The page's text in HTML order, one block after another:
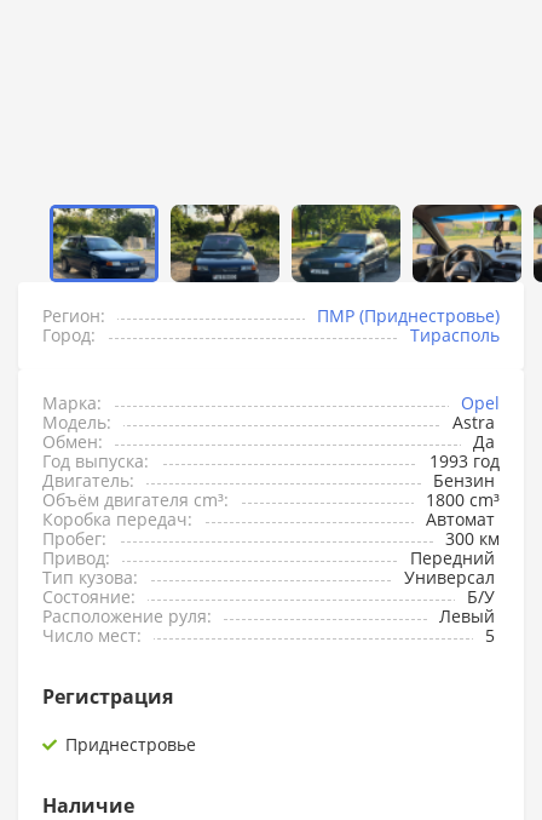
Регион:
ПМР (Приднестровье)
Город:
Тирасполь
Марка:
Opel
Модель:
Astra
Обмен:
Да
Год выпуска:
1993 год
Двигатель:
Бензин
Объём двигателя cm³:
1800 cm³
Коробка передач:
Автомат
Пробег:
300 км
Привод:
Передний
Тип кузова:
Универсал
Состояние:
Б/У
Расположение руля:
Левый
Число мест:
5
Регистрация
Приднестровье
Наличие